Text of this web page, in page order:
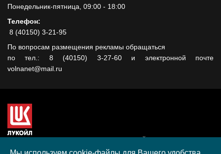
Понедельник-пятница, 09:00 - 18:00
Телефон:
8 (40150) 3-21-95
По вопросам размещения рекламы обращаться
по тел.: 8 (40150) 3-27-60 и электронной почте
volnanet@mail.ru
гранта, полученного в рамках XIII Конкурса социальных и